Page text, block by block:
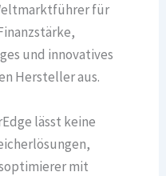
für
und innovatives
Hersteller aus.
lässt keine
mit